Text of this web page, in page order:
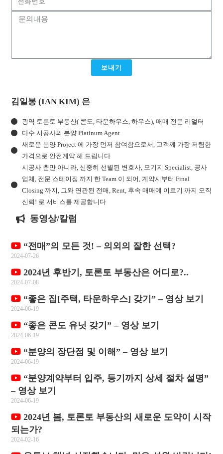
보내기
김일봉 (IAN KIM) 은
광역 토론토 부동산( 콘도, 타운하우스, 하우스), 매매 전문 리얼터
다수 시공사의 분양 Platinum Agent
새로운 분양 Project 에 가장 먼저 참여함으로서, 고객께 가장 저렴한
가격으로 안전계약 해 드립니다
시공사 뿐만 아니라, 신중히 선별된 변호사, 모기지 Specialist, 공사
업체, 전문 스테이징 까지 한 Team 이 되어, 계약시부터 Final
Closing 까지, 그와 연관된 전매, Rent, 후속 매매에 이르기 까지 오직
신뢰! 로 서비스를 제공합니다
동영상/칼럼
“전매”의 모든 것! – 의외의 잘한 선택?
2024-07-26
2024년 후반기, 토론토 부동산은 어디로?..
2024-07-08
“좋은 집[주택, 타운하우스] 갖기” – 영상 보기
2024-06-19
“좋은 콘도 유닛 갖기” – 영상 보기
2024-06-19
“분양의 장단점 및 이해” – 영상 보기
2024-06-19
“분양계약부터 입주, 등기까지 상세 절차 설명”
– 영상 보기
2024-06-19
2024년 봄, 토론토 부동산의 새로운 도약이 시작
되는가?
2024-02-16